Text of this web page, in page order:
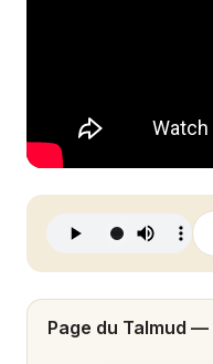
Temoura 16
Temoura 17
Temoura 18
Temoura 19
Temoura 20
Page du Talmud —